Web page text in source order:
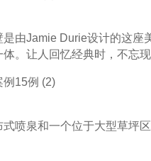
由Jamie Durie设计的这
。让人回忆经典时，不忘现
喷泉和一个位于大型草坪